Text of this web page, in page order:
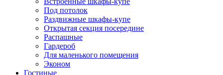
Под потолок
Раздвижные шкафы-купе
Открытая секция посередине
Распашные
Гардероб
Для маленького помещения
Эконом
Гостиные